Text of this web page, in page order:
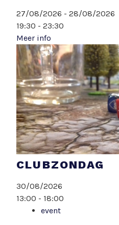
27/08/2026 - 28/08/2026
19:30 - 23:30
Meer info
CLUBZONDAG
30/08/2026
13:00 - 18:00
event